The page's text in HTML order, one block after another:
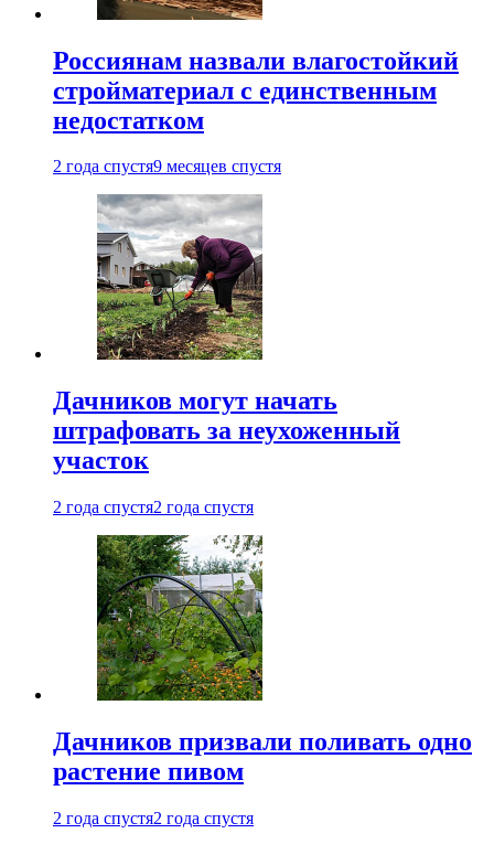
Россиянам назвали влагостойкий
стройматериал с единственным
недостатком
2 года спустя9 месяцев спустя
Дачников могут начать
штрафовать за неухоженный
участок
2 года спустя2 года спустя
Дачников призвали поливать одно
растение пивом
2 года спустя2 года спустя